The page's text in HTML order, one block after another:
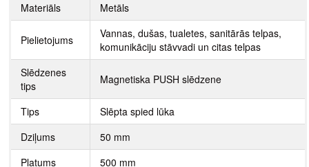
Materiāls Metāls
Pielietojums
Vannas, dušas, tualetes, sanitārās telpas,
komunikāciju stāvvadi un citas telpas
Slēdzenes
tips
Magnetiska PUSH slēdzene
Tips
Slēpta spied lūka
Dziļums
50 mm
Platums
500 mm